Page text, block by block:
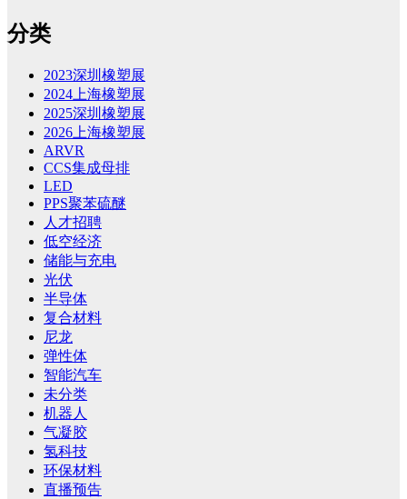
分类
2023深圳橡塑展
2024上海橡塑展
2025深圳橡塑展
2026上海橡塑展
ARVR
CCS集成母排
LED
PPS聚苯硫醚
人才招聘
低空经济
储能与充电
光伏
半导体
复合材料
尼龙
弹性体
智能汽车
未分类
机器人
气凝胶
氢科技
环保材料
直播预告